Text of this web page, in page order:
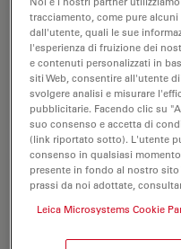
L’ obiettivo di Leica è
collaboratore che vi
migliori per le vostre
sempre un passo
Mercati della
Negli ambienti
veloce per aumentare i
tracciamento, come pure
dall'utente, quali le sue
l'esperienza di fruizione dei
e contenuti personalizzati in
siti Web, consentire all'utente
svolgere analisi e misurare
pubblicitarie. Facendo clic su
suo consenso e accetta di
(link riportato sotto). L'utente
consenso in qualsiasi
presente in fondo al nostro
prassi da noi adottate,
Leica Microsystems Cookie